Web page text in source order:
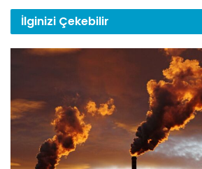
İlginizi Çekebilir